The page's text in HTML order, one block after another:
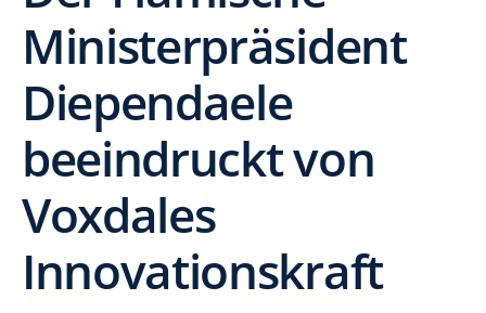
Ministerpräsident
Diependaele
beeindruckt von
Voxdales
Innovationskraft